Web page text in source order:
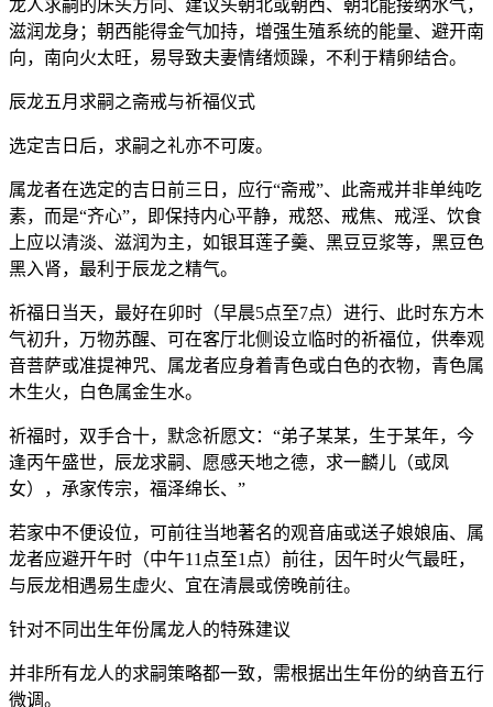
龙人求嗣的床头方向、建议头朝北或朝西、朝北能接纳水气，
滋润龙身；朝西能得金气加持，增强生殖系统的能量、避开南
向，南向火太旺，易导致夫妻情绪烦躁，不利于精卵结合。
辰龙五月求嗣之斋戒与祈福仪式
选定吉日后，求嗣之礼亦不可废。
属龙者在选定的吉日前三日，应行“斋戒”、此斋戒并非单纯吃
素，而是“齐心”，即保持内心平静，戒怒、戒焦、戒淫、饮食
上应以清淡、滋润为主，如银耳莲子羹、黑豆豆浆等，黑豆色
黑入肾，最利于辰龙之精气。
祈福日当天，最好在卯时（早晨5点至7点）进行、此时东方木
气初升，万物苏醒、可在客厅北侧设立临时的祈福位，供奉观
音菩萨或准提神咒、属龙者应身着青色或白色的衣物，青色属
木生火，白色属金生水。
祈福时，双手合十，默念祈愿文：“弟子某某，生于某年，今
逢丙午盛世，辰龙求嗣、愿感天地之德，求一麟儿（或凤
女），承家传宗，福泽绵长、”
若家中不便设位，可前往当地著名的观音庙或送子娘娘庙、属
龙者应避开午时（中午11点至1点）前往，因午时火气最旺，
与辰龙相遇易生虚火、宜在清晨或傍晚前往。
针对不同出生年份属龙人的特殊建议
并非所有龙人的求嗣策略都一致，需根据出生年份的纳音五行
微调。